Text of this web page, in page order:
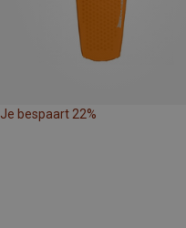
Je bespaart 22%